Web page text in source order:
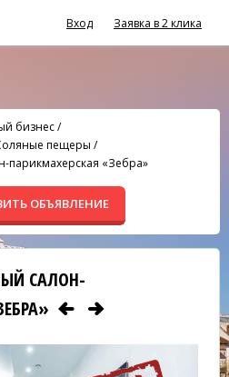
Вход Заявка в 2 клика
бизнес/
пещеры /
«Зебра»
ОБЪЯВЛЕНИЕ
САЛОН-